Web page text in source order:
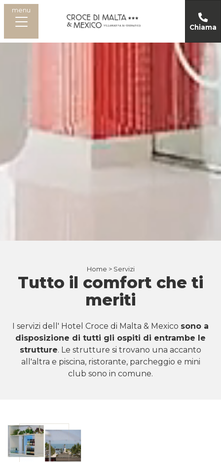
menu
Chiama
Home >Servizi
Tutto il comfort che ti
meriti
I servizi dell' Hotel Croce di Malta & Mexico sono a
disposizione di tutti gli ospiti di entrambe le
strutture. Le strutture si trovano una accanto
all'altra e piscina, ristorante, parcheggio e mini
club sono in comune.